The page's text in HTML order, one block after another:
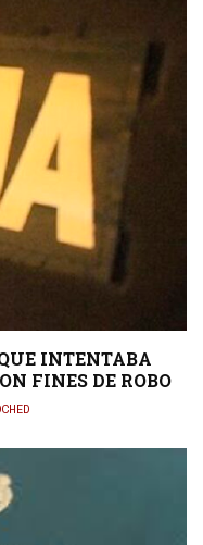
INTENTABA
FINES DE ROBO